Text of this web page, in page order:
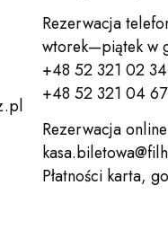
Rezerwacja
wtorek—piątek w
+48 52 321 02 34
+48 52 321 04
Rezerwacja online
Płatności karta,